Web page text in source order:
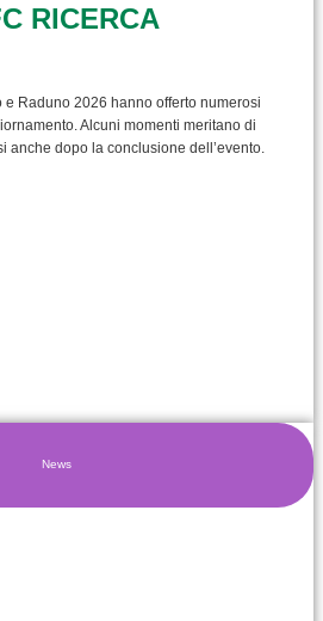
RICERCA
e Raduno 2026 hanno offerto numerosi
Alcuni momenti meritano di
anche dopo la conclusione dell’evento.
News